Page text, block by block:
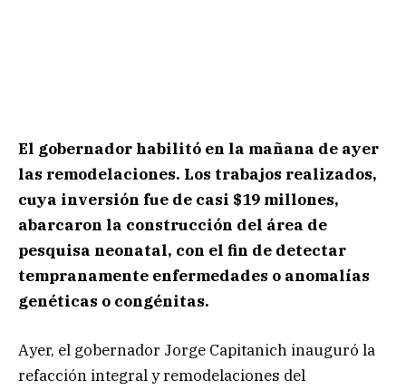
El gobernador habilitó en la mañana de ayer
las remodelaciones. Los trabajos realizados,
cuya inversión fue de casi $19 millones,
abarcaron la construcción del área de
pesquisa neonatal, con el fin de detectar
tempranamente enfermedades o anomalías
genéticas o congénitas.
Ayer, el gobernador Jorge Capitanich inauguró la
refacción integral y remodelaciones del